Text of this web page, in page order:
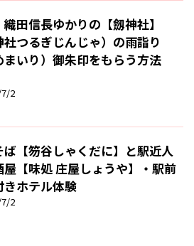
田信長ゆかりの【劔神社】
社つるぎじんじゃ）の雨詣り
まいり）御朱印をもらう方法
2
ば【笏谷しゃくだに】と駅近人
屋【味処 庄屋しょうや】・駅前
きホテル体験
2